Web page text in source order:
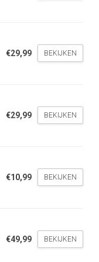
€29,99 BEKIJKEN
€29,99 BEKIJKEN
€10,99 BEKIJKEN
€49,99 BEKIJKEN